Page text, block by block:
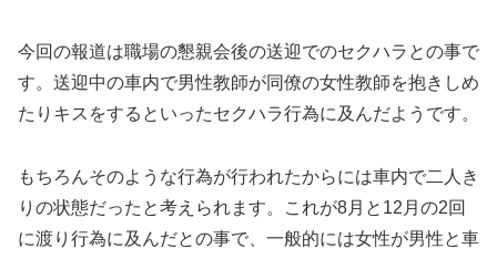
今回の報道は職場の懇親会後の送迎でのセクハラとの事で
す。送迎中の車内で男性教師が同僚の女性教師を抱きしめ
たりキスをするといったセクハラ行為に及んだようです。
もちろんそのような行為が行われたからには車内で二人き
りの状態だったと考えられます。これが8月と12月の2回
に渡り行為に及んだとの事で、一般的には女性が男性と車